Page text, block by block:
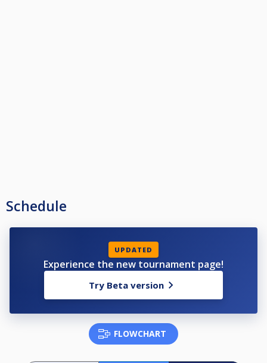
Schedule
UPDATED
Experience the new tournament page!
Try Beta version
FLOWCHART